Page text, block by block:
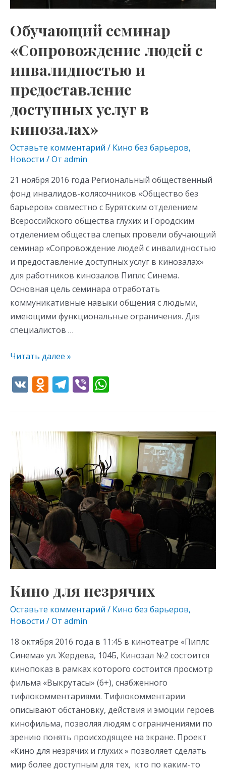
Обучающий семинар
«Сопровождение людей с
инвалидностью и
предоставление
доступных услуг в
кинозалах»
Оставьте комментарий / Кино без барьеров,
Новости / От admin
21 ноября 2016 года Региональный общественный
фонд инвалидов-колясочников «Общество без
барьеров» совместно с Бурятским отделением
Всероссийского общества глухих и Городским
отделением общества слепых провели обучающий
семинар «Сопровождение людей с инвалидностью
и предоставление доступных услуг в кинозалах»
для работников кинозалов Пиплс Синема.
Основная цель семинара отработать
коммуникативные навыки общения с людьми,
имеющими функциональные ограничения. Для
специалистов …
кинозалах»
Читать далее »
V O
n
o
as
s
ni
ki
T
e
gr
a
m
Vi
er at
s
A
p
p
Кино для незрячих
Оставьте комментарий / Кино без барьеров,
Новости / От admin
18 октября 2016 года в 11:45 в кинотеатре «Пиплс
Синема» ул. Жердева, 104Б, Кинозал №2 состоится
кинопоказ в рамках которого состоится просмотр
фильма «Выкрутасы» (6+), снабженного
тифлокомментариями. Тифлокомментарии
описывают обстановку, действия и эмоции героев
кинофильма, позволяя людям с ограничениями по
зрению понять происходящее на экране. Проект
«Кино для незрячих и глухих » позволяет сделать
мир более доступным для тех, кто по каким-то
Кино
незрячих